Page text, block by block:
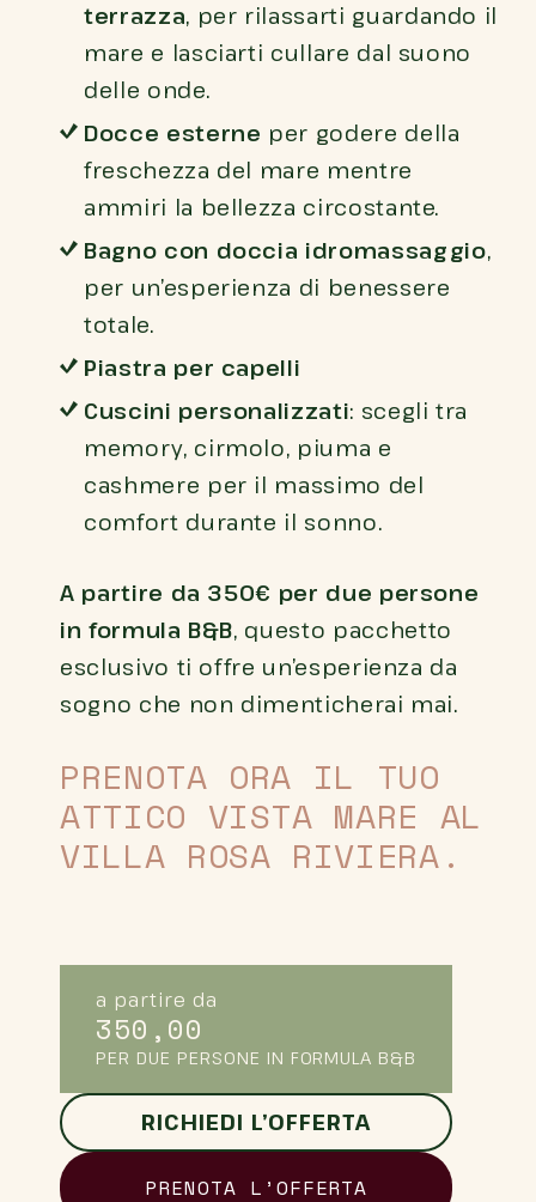
terrazza, per rilassarti guardando il
mare e lasciarti cullare dal suono
delle onde.
Docce esterne per godere della
freschezza del mare mentre
ammiri la bellezza circostante.
Bagno con doccia idromassaggio,
per un’esperienza di benessere
totale.
Piastra per capelli
Cuscini personalizzati: scegli tra
memory, cirmolo, piuma e
cashmere per il massimo del
comfort durante il sonno.
A partire da 350€ per due persone
in formula B&B, questo pacchetto
esclusivo ti offre un’esperienza da
sogno che non dimenticherai mai.
PRENOTA ORA IL TUO
ATTICO VISTA MARE AL
VILLA ROSA RIVIERA.
a partire da
350,00
PER DUE PERSONE IN FORMULA B&B
RICHIEDI L’OFFERTA
PRENOTA L’OFFERTA